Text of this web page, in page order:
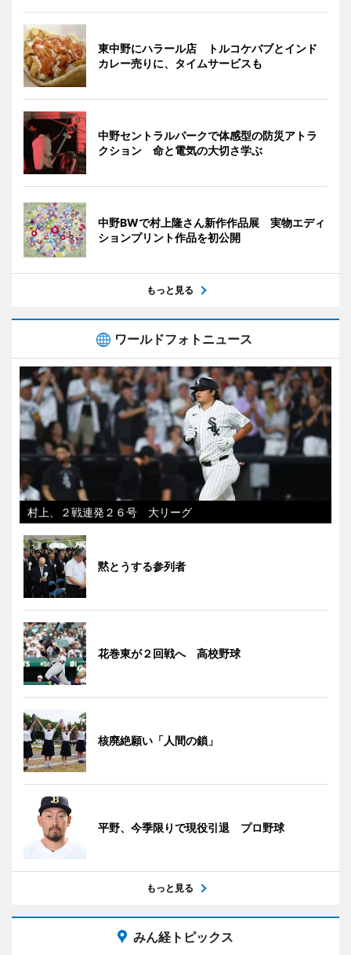
東中野にハラール店 トルコケバブとインド
カレー売りに、タイムサービスも
中野セントラルパークで体感型の防災アトラ
クション 命と電気の大切さ学ぶ
中野BWで村上隆さん新作作品展 実物エディ
ションプリント作品を初公開
もっと見る
ワールドフォトニュース
村上、２戦連発２６号 大リーグ
黙とうする参列者
花巻東が２回戦へ 高校野球
核廃絶願い「人間の鎖」
平野、今季限りで現役引退 プロ野球
もっと見る
みん経トピックス